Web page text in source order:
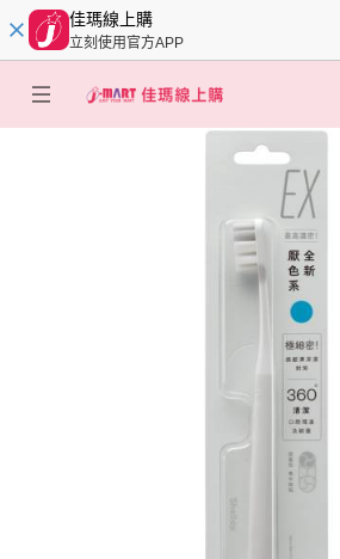
佳瑪線上購
立刻使用官方APP